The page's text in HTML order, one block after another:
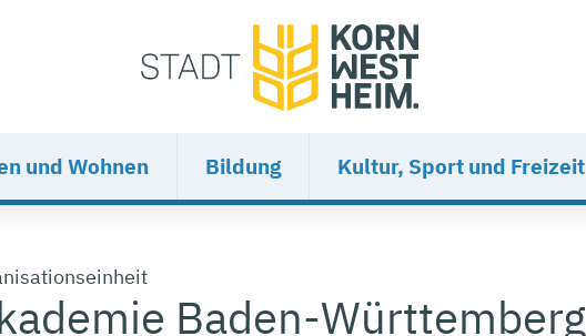
und Wohnen Bildung Kultur, Sport und Freizeit
Baden-Württemberg